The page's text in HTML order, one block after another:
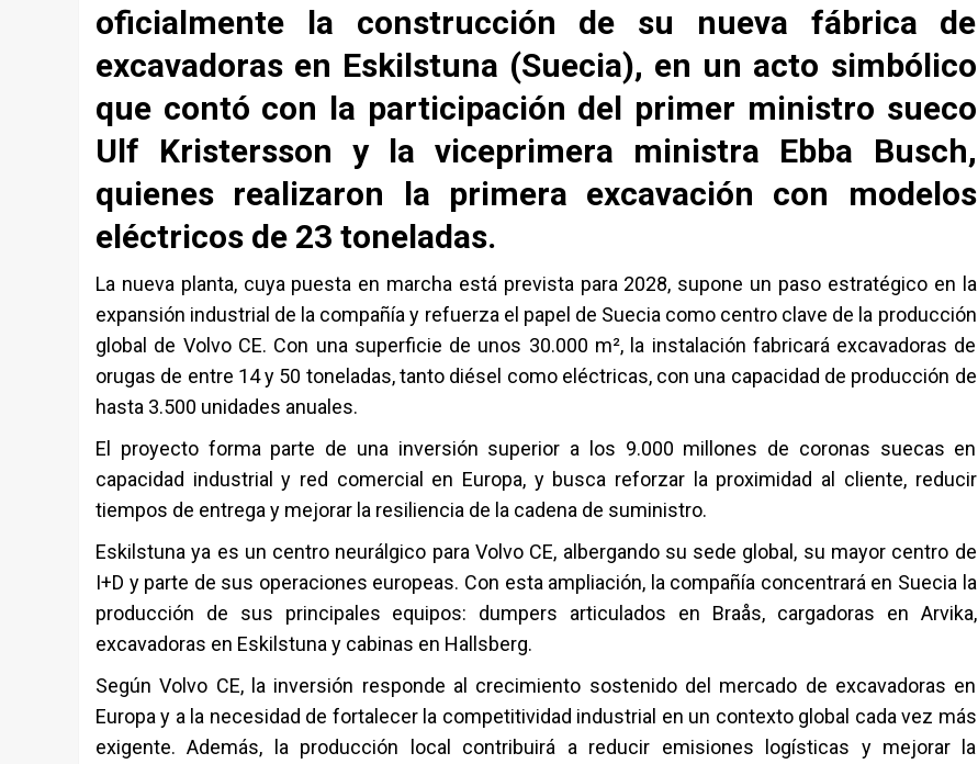
oficialmente la construcción de su nueva fábrica de
excavadoras en Eskilstuna (Suecia), en un acto simbólico
que contó con la participación del primer ministro sueco
Ulf Kristersson y la viceprimera ministra Ebba Busch,
quienes realizaron la primera excavación con modelos
eléctricos de 23 toneladas.
La nueva planta, cuya puesta en marcha está prevista para 2028, supone un paso estratégico en la
expansión industrial de la compañía y refuerza el papel de Suecia como centro clave de la producción
global de Volvo CE. Con una superficie de unos 30.000 m², la instalación fabricará excavadoras de
orugas de entre 14 y 50 toneladas, tanto diésel como eléctricas, con una capacidad de producción de
hasta 3.500 unidades anuales.
El proyecto forma parte de una inversión superior a los 9.000 millones de coronas suecas en
capacidad industrial y red comercial en Europa, y busca reforzar la proximidad al cliente, reducir
tiempos de entrega y mejorar la resiliencia de la cadena de suministro.
Eskilstuna ya es un centro neurálgico para Volvo CE, albergando su sede global, su mayor centro de
I+D y parte de sus operaciones europeas. Con esta ampliación, la compañía concentrará en Suecia la
producción de sus principales equipos: dumpers articulados en Braås, cargadoras en Arvika,
excavadoras en Eskilstuna y cabinas en Hallsberg.
Según Volvo CE, la inversión responde al crecimiento sostenido del mercado de excavadoras en
Europa y a la necesidad de fortalecer la competitividad industrial en un contexto global cada vez más
exigente. Además, la producción local contribuirá a reducir emisiones logísticas y mejorar la